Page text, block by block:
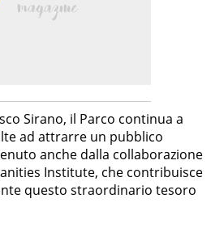
Sirano, il Parco continua a
ad attrarre un pubblico
anche dalla collaborazione
Institute, che contribuisce
questo straordinario tesoro